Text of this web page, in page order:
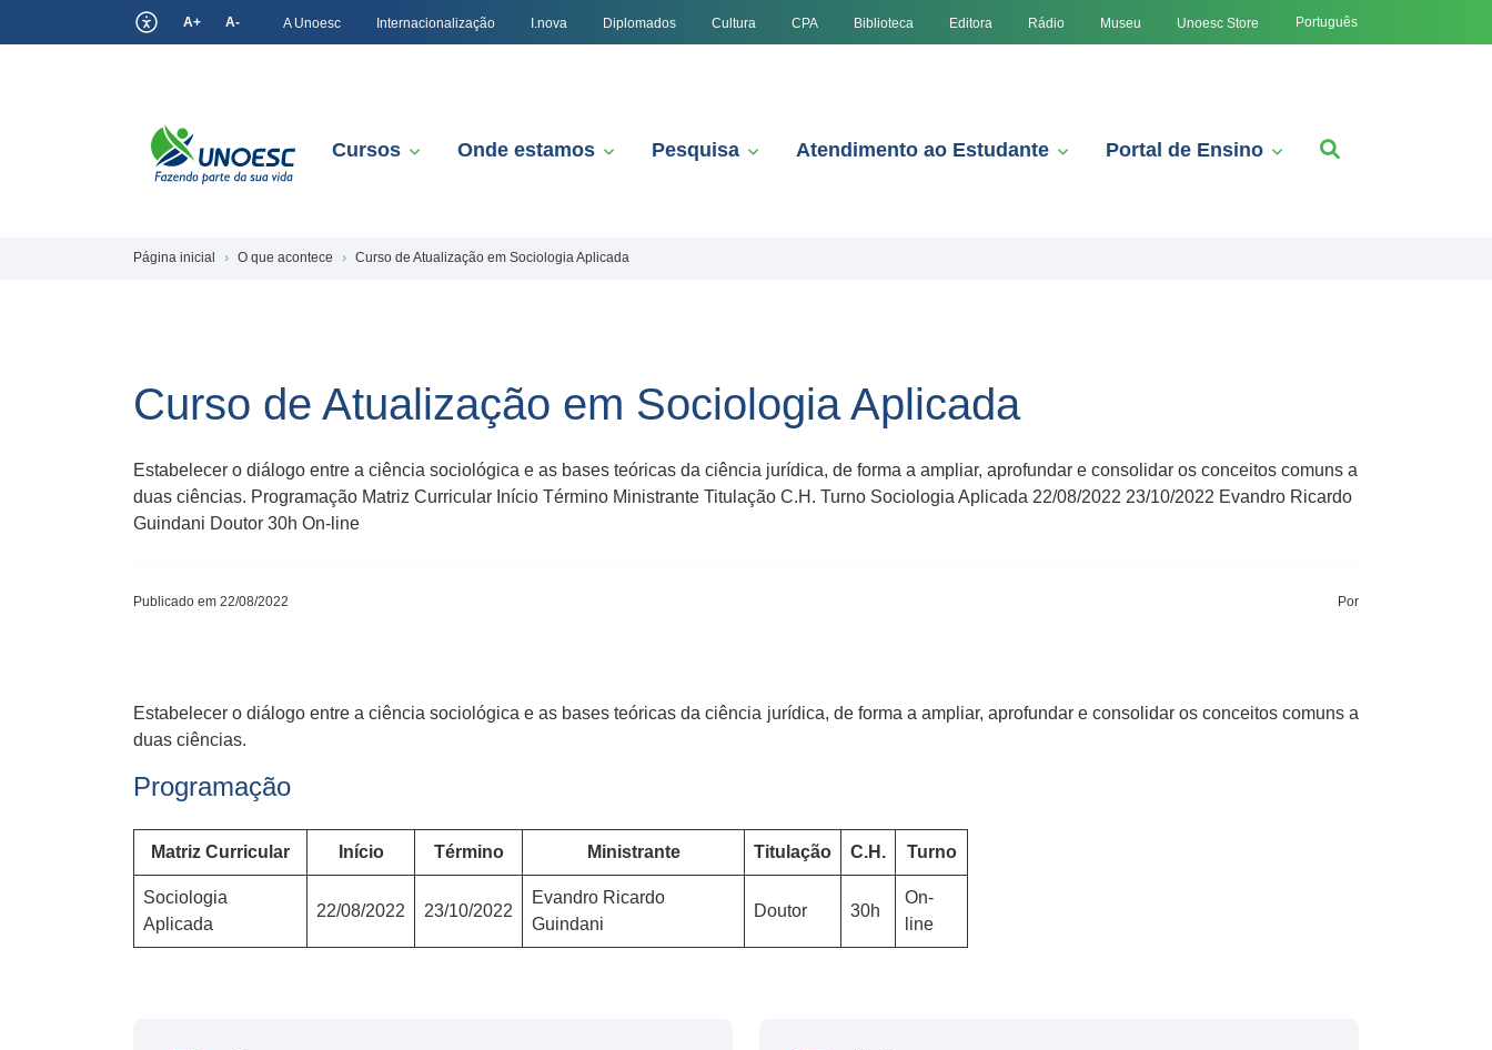
A+ A- A Unoesc Internacionalização I.nova Diplomados Cultura CPA Biblioteca Editora Rádio Museu Unoesc Store Português
Cursos Onde estamos Pesquisa Atendimento ao Estudante Portal de Ensino
Página inicial O que acontece Curso de Atualização em Sociologia Aplicada
Curso de Atualização em Sociologia Aplicada
Estabelecer o diálogo entre a ciência sociológica e as bases teóricas da ciência jurídica, de forma a ampliar, aprofundar e consolidar os conceitos comuns a
duas ciências. Programação Matriz Curricular Início Término Ministrante Titulação C.H. Turno Sociologia Aplicada 22/08/2022 23/10/2022 Evandro Ricardo
Guindani Doutor 30h On-line
Publicado em 22/08/2022 Por
Estabelecer o diálogo entre a ciência sociológica e as bases teóricas da ciência jurídica, de forma a ampliar, aprofundar e consolidar os conceitos comuns a
duas ciências.
Programação
Matriz Curricular Início Término Ministrante Titulação C.H. Turno
Sociologia
Aplicada
22/08/2022 23/10/2022
Evandro Ricardo
Guindani
Doutor 30h
On-
line